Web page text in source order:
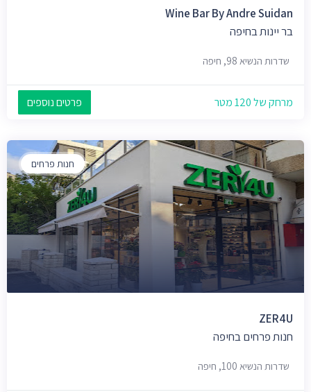
Wine Bar By Andre Suidan
בר יינות בחיפה
שדרות הנשיא 98, חיפה
מרחק של 120 מטר פרטים נוספים
חנות פרחים
ZER4U
חנות פרחים בחיפה
שדרות הנשיא 100, חיפה